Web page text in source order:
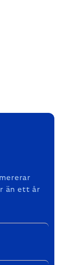
än ett år